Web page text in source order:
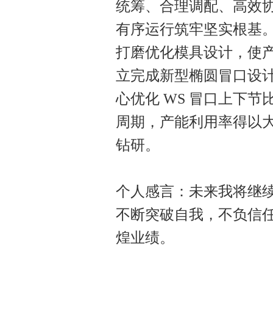
统筹、合理调配、高效
有序运行筑牢坚实根基
打磨优化模具设计，使
立完成新型椭圆冒口设
心优化 WS 冒口上下节
周期，产能利用率得以
钻研。
个人感言：未来我将继
不断突破自我，不负信
煌业绩。